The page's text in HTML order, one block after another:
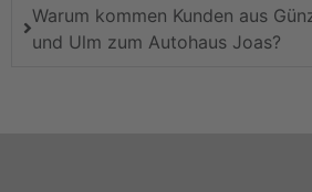
Warum kommen Kunden aus
und Ulm zum Autohaus Joas?